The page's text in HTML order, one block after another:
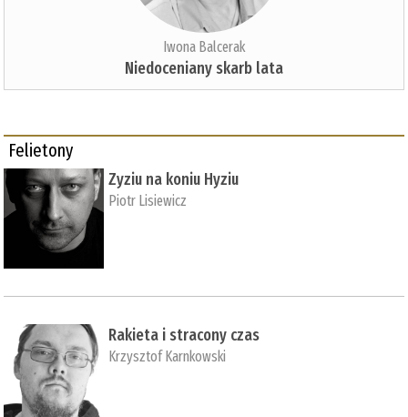
Iwona Balcerak
Niedoceniany skarb lata
Felietony
Zyziu na koniu Hyziu
Piotr Lisiewicz
Rakieta i stracony czas
Krzysztof Karnkowski